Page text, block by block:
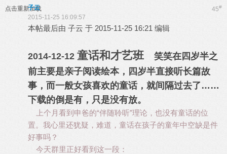
点击重新加载 45#
子云
2015-11-25 16:09:57
本帖最后由 子云 于 2015-11-25 16:21 编辑
2014-12-12 童话和才艺班笑笑在四岁半之
前主要是亲子阅读绘本，四岁半直接听长篇故
事，而一般女孩喜欢的童话，就间隔过去了……
下载的倒是有，只是没有放。
上个月看到申爸的“伴随聆听”理论，也没有童话的位
置。我心里还犹疑，难道，童话在孩子的童年中空缺是件
好事吗？
今天群里正好看到这一段：